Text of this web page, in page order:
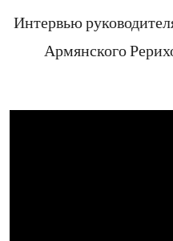
Интервью
Армянского